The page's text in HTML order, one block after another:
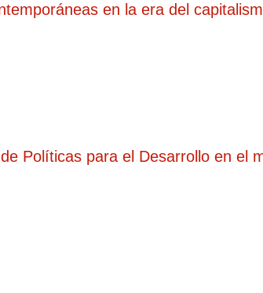
en la era del
Políticas para el Desarrollo en el